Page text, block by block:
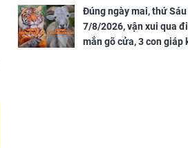
Đúng ngày mai, thứ Sáu
7/8/2026, vận xui qua
mắn gõ cửa, 3 con giáp